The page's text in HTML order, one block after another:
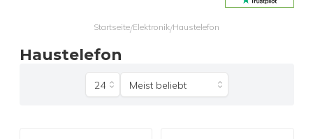
Startseite/Elektronik/Haustelefon
Haustelefon